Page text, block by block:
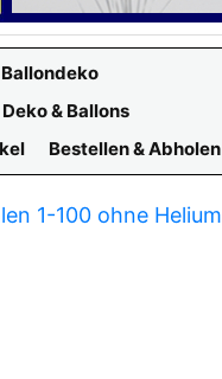
Ballondeko
& Ballons
Bestellen & Abholen
1-100 ohne Helium